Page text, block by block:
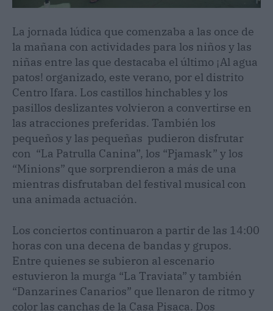
La jornada lúdica que comenzaba a las once de
la mañana con actividades para los niños y las
niñas entre las que destacaba el último ¡Al agua
patos! organizado, este verano, por el distrito
Centro Ifara. Los castillos hinchables y los
pasillos deslizantes volvieron a convertirse en
las atracciones preferidas. También los
pequeños y las pequeñas pudieron disfrutar
con “La Patrulla Canina”, los “Pjamask” y los
“Minions” que sorprendieron a más de una
mientras disfrutaban del festival musical con
una animada actuación.
Los conciertos continuaron a partir de las 14:00
horas con una decena de bandas y grupos.
Entre quienes se subieron al escenario
estuvieron la murga “La Traviata” y también
“Danzarines Canarios” que llenaron de ritmo y
color las canchas de la Casa Pisaca. Dos